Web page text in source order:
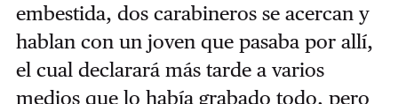
embestida, dos carabineros se acercan y
hablan con un joven que pasaba por allí,
el cual declarará más tarde a varios
medios que lo había grabado todo, pero